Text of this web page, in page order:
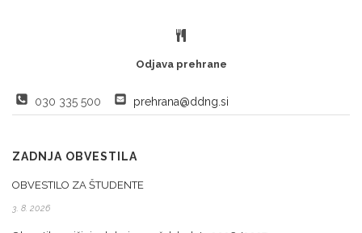
Odjava prehrane
030 335 500 prehrana@ddng.si
ZADNJA OBVESTILA
OBVESTILO ZA ŠTUDENTE
3. 8. 2026